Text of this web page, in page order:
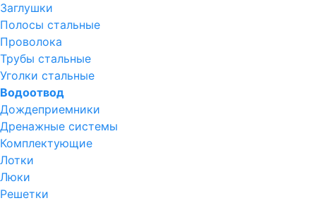
Заглушки
Полосы стальные
Проволока
Трубы стальные
Уголки стальные
Водоотвод
Дождеприемники
Дренажные системы
Комплектующие
Лотки
Люки
Решетки